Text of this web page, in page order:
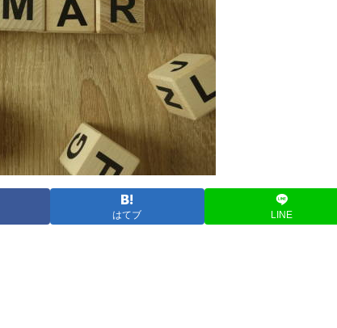
はてブ LINE